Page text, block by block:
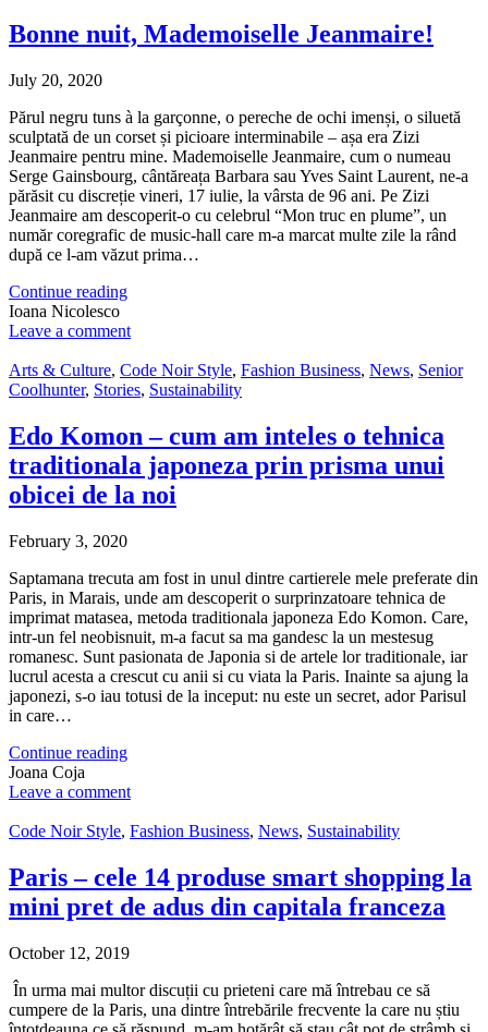
Bonne nuit, Mademoiselle Jeanmaire!
July 20, 2020
Părul negru tuns à la garçonne, o pereche de ochi imenși, o siluetă
sculptată de un corset și picioare interminabile – așa era Zizi
Jeanmaire pentru mine. Mademoiselle Jeanmaire, cum o numeau
Serge Gainsbourg, cântăreața Barbara sau Yves Saint Laurent, ne-a
părăsit cu discreție vineri, 17 iulie, la vârsta de 96 ani. Pe Zizi
Jeanmaire am descoperit-o cu celebrul “Mon truc en plume”, un
număr coregrafic de music-hall care m-a marcat multe zile la rând
după ce l-am văzut prima…
Continue reading
Ioana Nicolesco
Leave a comment
Arts & Culture, Code Noir Style, Fashion Business, News, Senior
Coolhunter, Stories, Sustainability
Edo Komon – cum am inteles o tehnica
traditionala japoneza prin prisma unui
obicei de la noi
February 3, 2020
Saptamana trecuta am fost in unul dintre cartierele mele preferate din
Paris, in Marais, unde am descoperit o surprinzatoare tehnica de
imprimat matasea, metoda traditionala japoneza Edo Komon. Care,
intr-un fel neobisnuit, m-a facut sa ma gandesc la un mestesug
romanesc. Sunt pasionata de Japonia si de artele lor traditionale, iar
lucrul acesta a crescut cu anii si cu viata la Paris. Inainte sa ajung la
japonezi, s-o iau totusi de la inceput: nu este un secret, ador Parisul
in care…
Continue reading
Joana Coja
Leave a comment
Code Noir Style, Fashion Business, News, Sustainability
Paris – cele 14 produse smart shopping la
mini pret de adus din capitala franceza
October 12, 2019
În urma mai multor discuții cu prieteni care mă întrebau ce să
cumpere de la Paris, una dintre întrebările frecvente la care nu știu